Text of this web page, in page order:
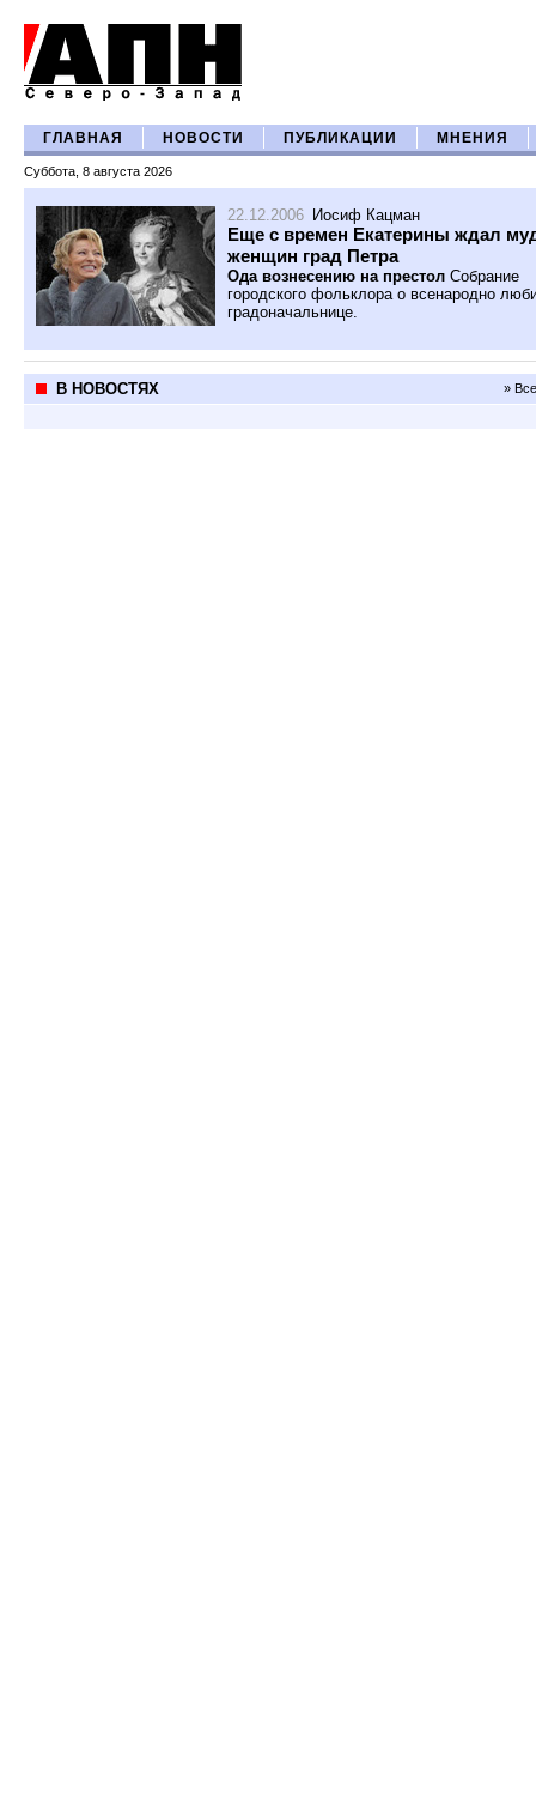
ГЛАВНАЯ НОВОСТИ ПУБЛИКАЦИИ МНЕНИЯ
Суббота, 8 августа 2026
22.12.2006 Иосиф Кацман
Еще с времен Екатерины ждал
женщин град Петра
Ода вознесению на престол Собрание
городского фольклора о всенародно
градоначальнице.
В НОВОСТЯХ »